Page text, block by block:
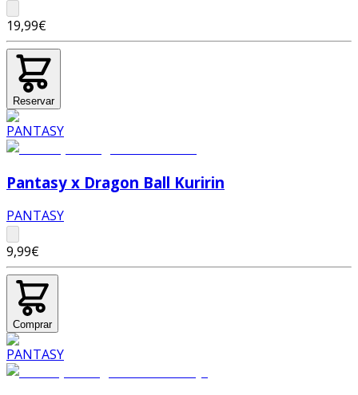
19,99€
Reservar
Pantasy x Dragon Ball Kuririn
PANTASY
9,99€
Comprar